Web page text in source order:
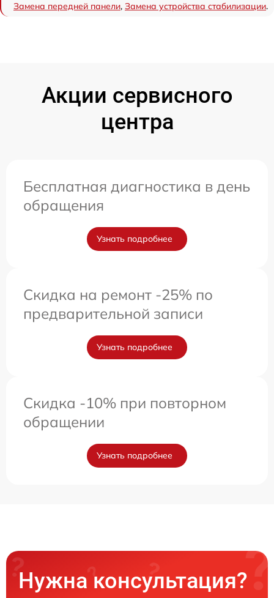
Замена передней панели, Замена устройства стабилизации.
Акции сервисного
центра
Бесплатная диагностика в день
обращения
Узнать подробнее
Скидка на ремонт -25% по
предварительной записи
Узнать подробнее
Скидка -10% при повторном
обращении
Узнать подробнее
Нужна консультация?